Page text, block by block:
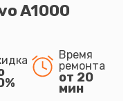
A1000
Время
ремонта
от 20
мин